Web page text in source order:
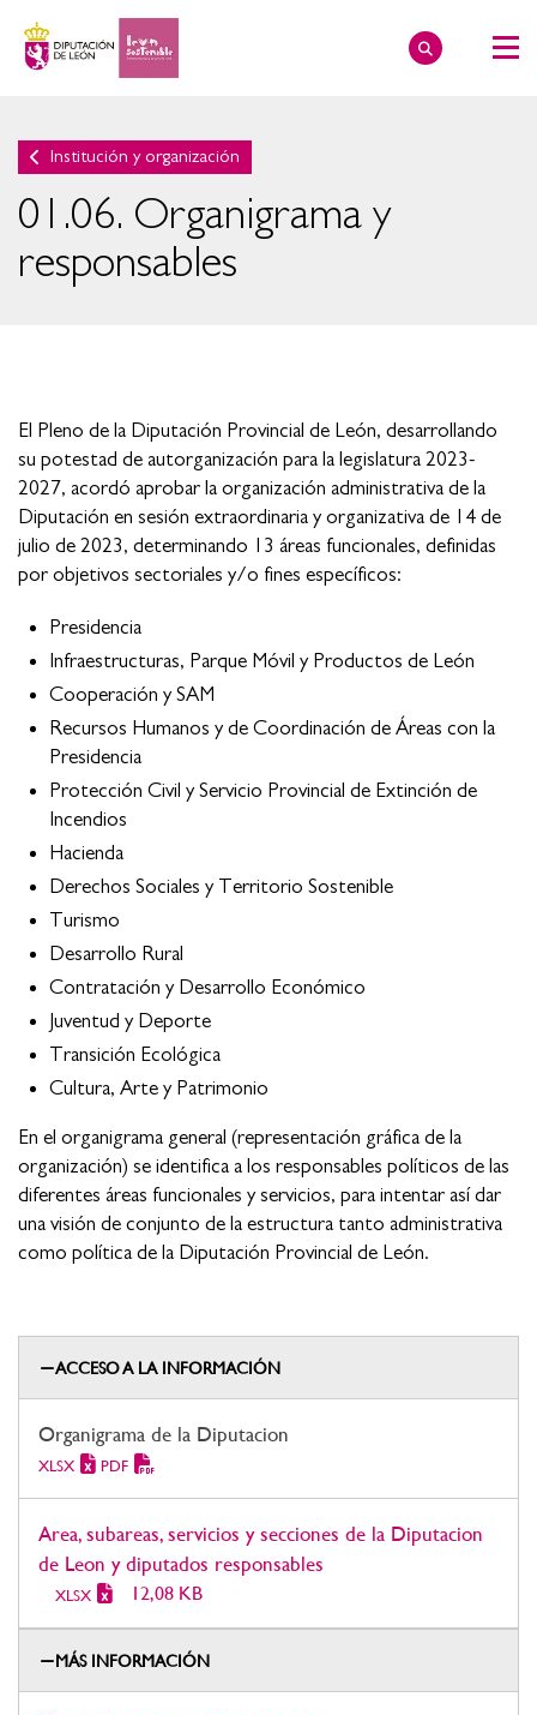
Institución y organización
01.06. Organigrama y
responsables
El Pleno de la Diputación Provincial de León, desarrollando
su potestad de autorganización para la legislatura 2023-
2027, acordó aprobar la organización administrativa de la
Diputación en sesión extraordinaria y organizativa de 14 de
julio de 2023, determinando 13 áreas funcionales, definidas
por objetivos sectoriales y/o fines específicos:
Presidencia
Infraestructuras, Parque Móvil y Productos de León
Cooperación y SAM
Recursos Humanos y de Coordinación de Áreas con la
Presidencia
Protección Civil y Servicio Provincial de Extinción de
Incendios
Hacienda
Derechos Sociales y Territorio Sostenible
Turismo
Desarrollo Rural
Contratación y Desarrollo Económico
Juventud y Deporte
Transición Ecológica
Cultura, Arte y Patrimonio
En el organigrama general (representación gráfica de la
organización) se identifica a los responsables políticos de las
diferentes áreas funcionales y servicios, para intentar así dar
una visión de conjunto de la estructura tanto administrativa
como política de la Diputación Provincial de León.
ACCESO A LA INFORMACIÓN
Organigrama de la Diputacion
XLSX PDF
Area, subareas, servicios y secciones de la Diputacion
de Leon y diputados responsables
12,08 KB
XLSX
MÁS INFORMACIÓN